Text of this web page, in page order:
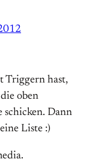
Triggern hast,
oben
schicken. Dann
Liste :)